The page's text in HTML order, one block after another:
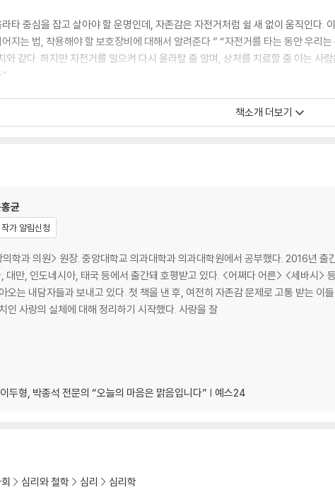
타 중심을 잡고 살아야 할 운명인데, 자존감은 자전거처럼 쉴 새 없이 움직인다.
지는 법, 착용해야 할 보호장비에 대해서 알려준다.” “자전거를 타는 동안 우리
와 같다. 하지만 자전거를 일으켜 다시 올라탈 줄 알며, 상처를 치료할 줄 아는 사
ON SELF-WORTH WITH OVER 1 MILLION COPIES SOLD
and happiness with The Self-Esteem Class, a
self-worth come from?
Class, Dr. Yoon Hong Gyun - a leading Korean psychiatrist and
our own sense of value.
a healthy sense of self:
and break free from repetitive patterns
sense of worth through practical, actionable strategies
handbook offers the reader a simple path to personal growth,
책소개 더보기
균
가 알림신청
학과 의원> 원장. 중앙대학교 의과대학과 의과대학원에서 공부했다. 2016년 출
대만, 인도네시아, 태국 등에서 출간돼 호평받고 있다. <어쩌다 어른> <세바시>
오는 내담자들과 보내고 있다. 첫 책을 낸 후, 여전히 자존감 문제로 고통 받는 이
인 사랑의 실체에 대해 정리하기 시작했다. 사랑을 잘
두형, 박종석 전문의 “오늘의 마음은 맑음입니다” | 예스24
심리와 철학 심리 심리학